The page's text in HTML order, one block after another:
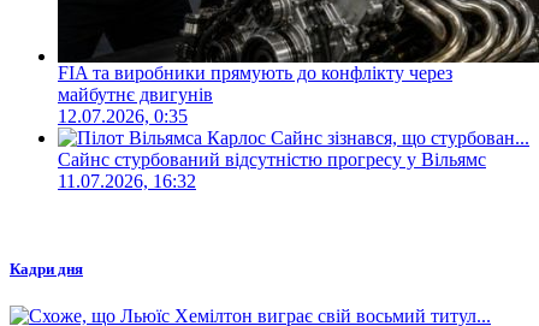
FIA та виробники прямують до конфлікту через
майбутнє двигунів
12.07.2026, 0:35
Сайнс стурбований відсутністю прогресу у Вільямс
11.07.2026, 16:32
Кадри дня